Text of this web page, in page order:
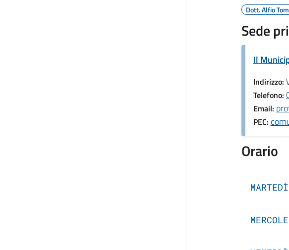
Dott. Alfio
Sede
Il
Indirizzo:
Telefono:
Email:
PEC:
Orario
MARTEDÌ